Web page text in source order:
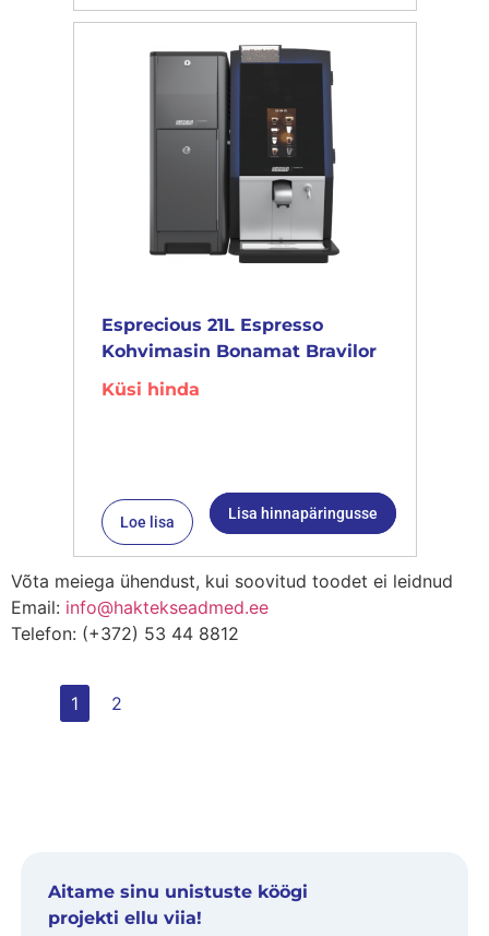
Esprecious 21L Espresso
Kohvimasin Bonamat Bravilor
Küsi hinda
Loe lisa Lisa hinnapäringusse
Võta meiega ühendust, kui soovitud toodet ei leidnud
Email: info@haktekseadmed.ee
Telefon: (+372) 53 44 8812
1 2
Aitame sinu unistuste köögi
projekti ellu viia!